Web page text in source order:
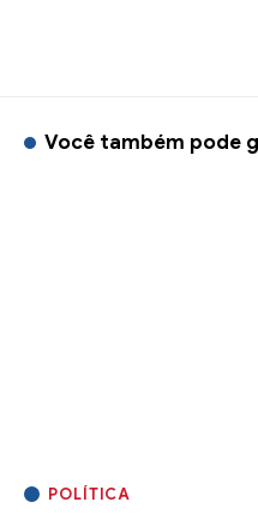
Você também pode
POLÍTICA